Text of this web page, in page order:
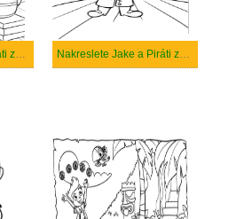
Nakreslete Jake a Piráti zdarma základní Nakreslete Jake a Piráti zdarma